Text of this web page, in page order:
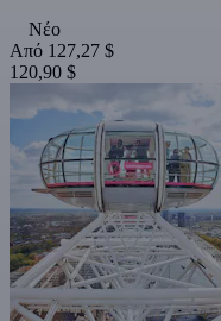
Νέο
Από 127,27 $
120,90 $